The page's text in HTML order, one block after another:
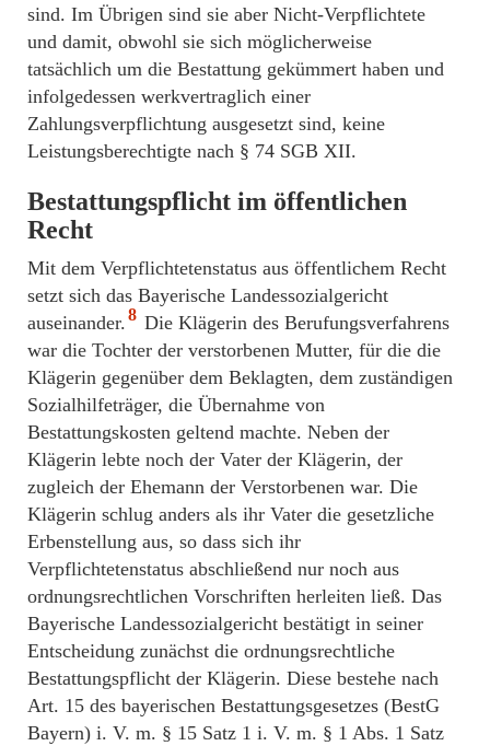
sind. Im Übrigen sind sie aber Nicht-Verpflichtete
und damit, obwohl sie sich möglicherweise
tatsächlich um die Bestattung gekümmert haben und
infolgedessen werkvertraglich einer
Zahlungsverpflichtung ausgesetzt sind, keine
Leistungsberechtigte nach § 74 SGB XII.
Bestattungspflicht im öffentlichen
Recht
Mit dem Verpflichtetenstatus aus öffentlichem Recht
setzt sich das Bayerische Landessozialgericht
auseinander.8 Die Klägerin des Berufungsverfahrens
war die Tochter der verstorbenen Mutter, für die die
Klägerin gegenüber dem Beklagten, dem zuständigen
Sozialhilfeträger, die Übernahme von
Bestattungskosten geltend machte. Neben der
Klägerin lebte noch der Vater der Klägerin, der
zugleich der Ehemann der Verstorbenen war. Die
Klägerin schlug anders als ihr Vater die gesetzliche
Erbenstellung aus, so dass sich ihr
Verpflichtetenstatus abschließend nur noch aus
ordnungsrechtlichen Vorschriften herleiten ließ. Das
Bayerische Landessozialgericht bestätigt in seiner
Entscheidung zunächst die ordnungsrechtliche
Bestattungspflicht der Klägerin. Diese bestehe nach
Art. 15 des bayerischen Bestattungsgesetzes (BestG
Bayern) i. V. m. § 15 Satz 1 i. V. m. § 1 Abs. 1 Satz